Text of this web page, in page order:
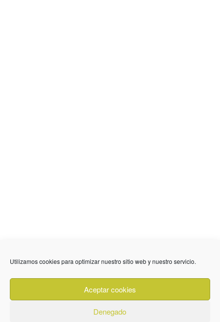
Utilizamos cookies para optimizar nuestro sitio web y nuestro servicio.
Aceptar cookies
Denegado
636 01 61 85
Fuente Palmera
info @ fuentepalmerainformacion.es
Privacidad Aviso legal
Cookies